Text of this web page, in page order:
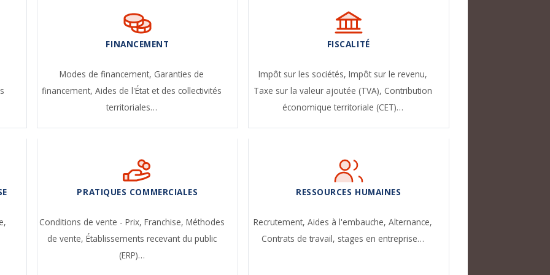
FINANCEMENT
Modes de financement, Garanties de
financement,Aides de l'État et des collectivités
territoriales…
FISCALITÉ
Impôt sur les sociétés,Impôt sur le revenu,
Taxe sur la valeur ajoutée (TVA), Contribution
économique territoriale (CET)…
PRATIQUES COMMERCIALES
Conditions de vente - Prix, Franchise, Méthodes
de vente, Établissements recevant du public
(ERP)…
RESSOURCES HUMAINES
Recrutement,Aides à l'embauche,Alternance,
Contrats de travail, stages en entreprise…